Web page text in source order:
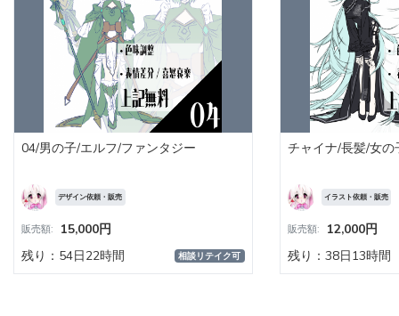
04/男の子/エルフ/ファンタジー
デザイン依頼・販売
販売額:
15,000円
残り：54日22時間
相談リテイク可
チャイナ/長髪/女の
イラスト依頼・販売
販売額:
12,000円
残り：38日13時間